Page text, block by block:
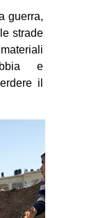
guerra,
strade
e
il